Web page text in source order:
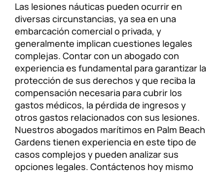
Admiralty & Maritime Law
Class Actions
Mass Torts
Las lesiones náuticas pueden ocurrir en
diversas circunstancias, ya sea en una
embarcación comercial o privada, y
generalmente implican cuestiones legales
complejas. Contar con un abogado con
experiencia es fundamental para garantizar la
protección de sus derechos y que reciba la
compensación necesaria para cubrir los
gastos médicos, la pérdida de ingresos y
otros gastos relacionados con sus lesiones.
Nuestros abogados marítimos en Palm Beach
Gardens tienen experiencia en este tipo de
casos complejos y pueden analizar sus
opciones legales. Contáctenos hoy mismo